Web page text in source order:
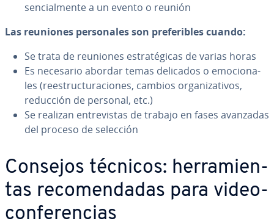
se­n­cia­l­me­n­te a un evento o reunión
Las reuniones pe­r­so­na­les son pre­fe­ri­bles cuando:
Se trata de reuniones es­tra­té­gi­cas de varias horas
Es necesario abordar temas delicados o emo­cio­na­
les (re­es­tru­c­tu­ra­cio­nes, cambios or­ga­ni­za­ti­vos,
reducción de personal, etc.)
Se realizan en­tre­vi­s­tas de trabajo en fases avanzadas
del proceso de selección
Consejos técnicos: he­rra­mie­n­
tas re­co­me­n­da­das para vi­deo­
co­n­fe­re­n­cias